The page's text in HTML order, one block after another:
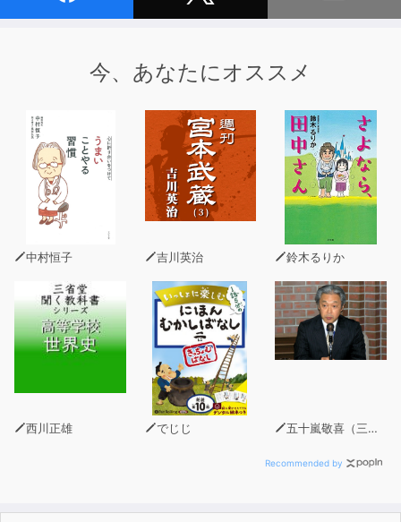
今、あなたにオススメ
中村恒子 吉川英治 鈴木るりか
西川正雄 でじじ 五十嵐敬喜（三菱UFJリサーチ＆コンサルティング執行役員調査本部長）
Recommended by